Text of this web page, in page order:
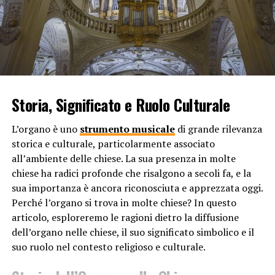
sincerità e genuinità, creando un legame emotivo con
chiunque le ascolti. La purezza delle voci dei bambini
può far rivivere ricordi felici dell’infanzia e suscitare un
senso di leggerezza che spesso si perde con l’età.
3.Espressione Emotiva e Creativa
I bambini utilizzano le loro voci in modo espressivo e
possono sviluppare nel corso del tempo. Cantano
canzoni senza paura del giudizio e parlano con
entusiasmo delle loro scoperte quotidiane. Questa
espressione aperta e autentica è contagiosa e può
risvegliare la parte più giocosa e creativa di chi ascolta.
Le voci dei bambini diventano così un veicolo di gioia e
allegria che può illuminare anche i giorni più grigi.
4.Impatto Positivo sul Benessere
Storia, Significato e Ruolo Culturale
L’organo è uno strumento musicaledi grande rilevanza
storica e culturale, particolarmente associato
all’ambiente delle chiese. La sua presenza in molte
chiese ha radici profonde che risalgono a secoli fa, e la
sua importanza è ancora riconosciuta e apprezzata oggi.
Perché l’organo si trova in molte chiese? In questo
articolo, esploreremo le ragioni dietro la diffusione
dell’organo nelle chiese, il suo significato simbolico e il
suo ruolo nel contesto religioso e culturale.